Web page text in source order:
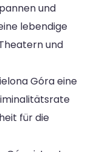
und
lebendige
und
Góra eine
für die